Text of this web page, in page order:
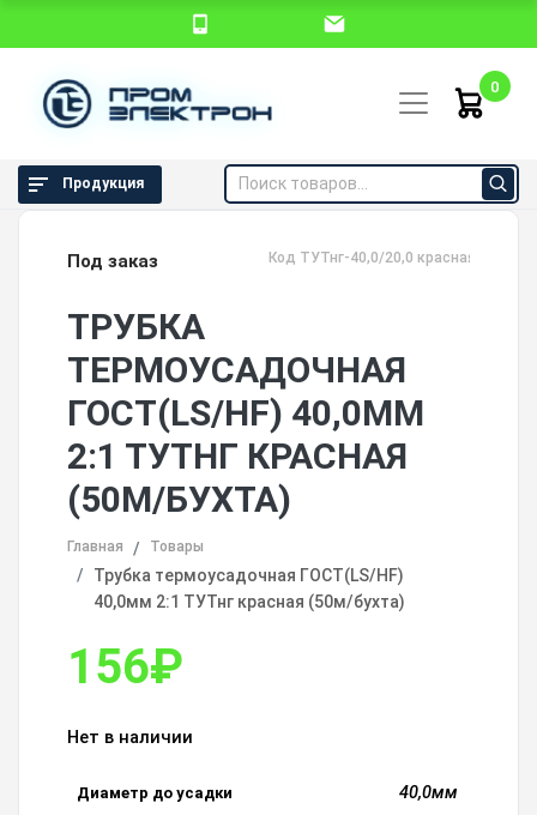
0
Продукция
Под заказ Код ТУТнг-40,0/20,0 красная
ТРУБКА
ТЕРМОУСАДОЧНАЯ
ГОСТ(LS/HF) 40,0ММ
2:1 ТУТНГ КРАСНАЯ
(50М/БУХТА)
Главная Товары
Трубка термоусадочная ГОСТ(LS/HF)
40,0мм 2:1 ТУТнг красная (50м/бухта)
156₽
Нет в наличии
Диаметр до усадки 40,0мм